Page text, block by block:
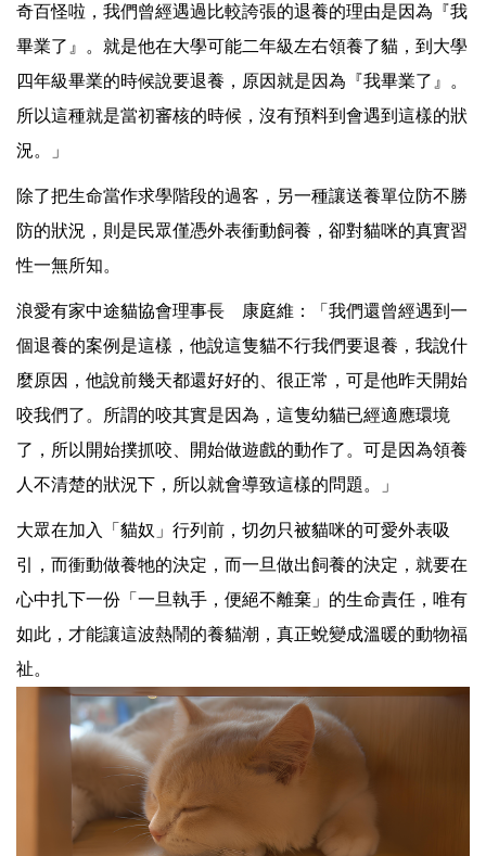
奇百怪啦，我們曾經遇過比較誇張的退養的理由是因為『我
畢業了』。就是他在大學可能二年級左右領養了貓，到大學
四年級畢業的時候說要退養，原因就是因為『我畢業了』。
所以這種就是當初審核的時候，沒有預料到會遇到這樣的狀
況。」
除了把生命當作求學階段的過客，另一種讓送養單位防不勝
防的狀況，則是民眾僅憑外表衝動飼養，卻對貓咪的真實習
性一無所知。
浪愛有家中途貓協會理事長 康庭維：「我們還曾經遇到一
個退養的案例是這樣，他說這隻貓不行我們要退養，我說什
麼原因，他說前幾天都還好好的、很正常，可是他昨天開始
咬我們了。所謂的咬其實是因為，這隻幼貓已經適應環境
了，所以開始撲抓咬、開始做遊戲的動作了。可是因為領養
人不清楚的狀況下，所以就會導致這樣的問題。」
大眾在加入「貓奴」行列前，切勿只被貓咪的可愛外表吸
引，而衝動做養牠的決定，而一旦做出飼養的決定，就要在
心中扎下一份「一旦執手，便絕不離棄」的生命責任，唯有
如此，才能讓這波熱鬧的養貓潮，真正蛻變成溫暖的動物福
祉。